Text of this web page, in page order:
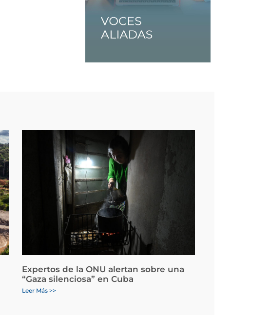
Expertos de la ONU alertan sobre una
“Gaza silenciosa” en Cuba
Leer Más >>